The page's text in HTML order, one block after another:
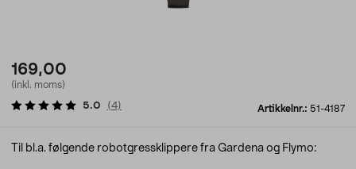
169,00
(inkl. moms)
Artikkelnr.: 51-4187
5.0 (4)
Til bl.a. følgende robotgressklippere fra Gardena og Flymo: